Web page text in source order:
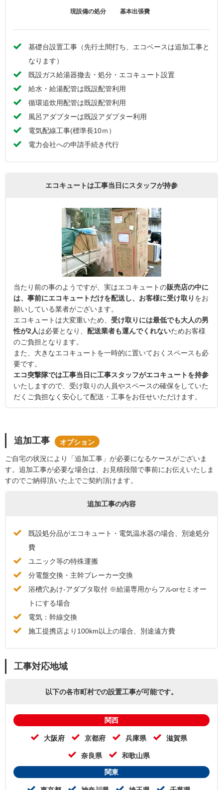
現設備の処分 基本出張費
基礎台設置工事（先行土間打ち、エコベースは追加工事と
なります）
既設ガス給湯器撤去・処分・エコキュート設置
給水・給湯配管は既設配管利用
循環追炊用配管は既設配管利用
風呂アダプターは既設アダプター利用
電気配線工事(標準長10ｍ）
電力会社への申請手続き代行
エコキュートは工事当日にスタッフが持参
当たり前の事のようですが、実はエコキュートの販売店の中に
は、事前にエコキュートだけを配送し、お客様に受け取り をお
願いしている業者がございます。
エコキュートは大変重いため、 受け取りには最低でも大人の男
性が2人は必要となり、 配送業者も運んでくれないためお客様
のご負担となります。
また、大きなエコキュートを一時的に置いておくスペースも必
要です。
エコ突撃隊では工事当日に工事スタッフがエコキュートを持参
いたしますので、受け取りの人員やスペースの確保をしていた
だくご負担なく安心して配送・工事をお任せいただけます。
追加工事 オプション
ご自宅の状況により「追加工事」が必要になるケースがございま
す。追加工事が必要な場合は、お見積段階で事前にお伝えいたしま
すのでご納得頂いた上でご契約頂けます。
追加工事の内容
既設処分品がエコキュート・電気温水器の場合、別途処分
費
ユニック等の特殊運搬
分電盤交換・主幹ブレーカー交換
浴槽穴あけ-アダプタ取付 ※給湯専用からフルorセミオー
トにする場合
電気：幹線交換
施工提携店より100km以上の場合、別途遠方費
工事対応地域
以下の各市町村での設置工事が可能です。
関西
大阪府 京都府 兵庫県 滋賀県
奈良県 和歌山県
関東